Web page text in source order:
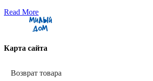
Read More
Карта сайта
Возврат товара